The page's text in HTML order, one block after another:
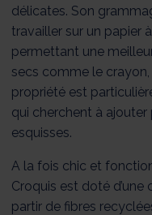
délicates. Son
travailler sur un papier
permettant une
secs comme le
propriété est
qui cherchent à
esquisses.
A la fois chic et
Croquis est doté
partir de fibres